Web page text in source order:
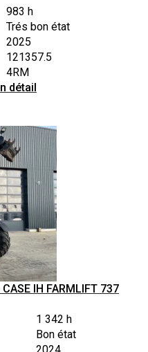
983 h
Trés bon état
2025
121357.5
4RM
détail
CASE IH FARMLIFT 737
1 342 h
Bon état
2024